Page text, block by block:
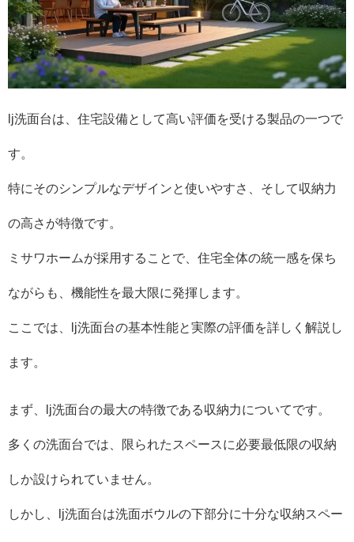
lj洗面台は、住宅設備として高い評価を受ける製品の一つで
す。
特にそのシンプルなデザインと使いやすさ、そして収納力
の高さが特徴です。
ミサワホームが採用することで、住宅全体の統一感を保ち
ながらも、機能性を最大限に発揮します。
ここでは、lj洗面台の基本性能と実際の評価を詳しく解説し
ます。
まず、lj洗面台の最大の特徴である収納力についてです。
多くの洗面台では、限られたスペースに必要最低限の収納
しか設けられていません。
しかし、lj洗面台は洗面ボウルの下部分に十分な収納スペー